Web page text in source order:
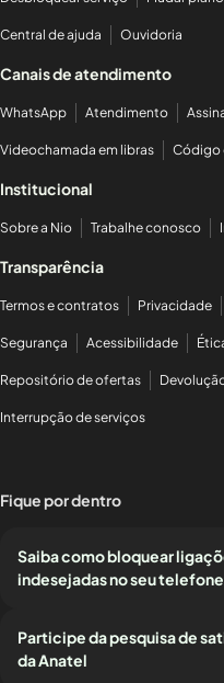
Central de ajuda Ouvidoria
Canais de atendimento
WhatsApp Atendimento
Videochamada em libras Código
Institucional
Sobre a Nio Trabalhe conosco
Transparência
Termos e contratos Privacidade
Segurança Acessibilidade
Repositório de ofertas
Interrupção de serviços
Fique por dentro
Saiba como bloquear
indesejadas no seu telefone
Participe da pesquisa de
da Anatel